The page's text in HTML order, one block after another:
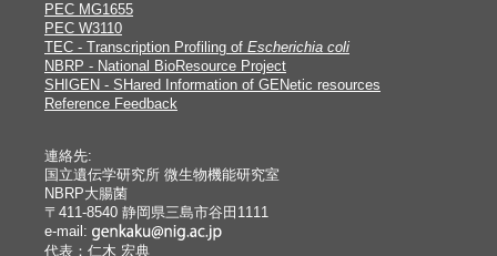
PEC MG1655
PEC W3110
TEC - Transcription Profiling of Escherichia coli
NBRP - National BioResource Project
SHIGEN - SHared Information of GENetic resources
Reference Feedback
連絡先:
国立遺伝学研究所 微生物機能研究室
NBRP大腸菌
〒411-8540 静岡県三島市谷田1111
e-mail:
代表：仁木 宏典